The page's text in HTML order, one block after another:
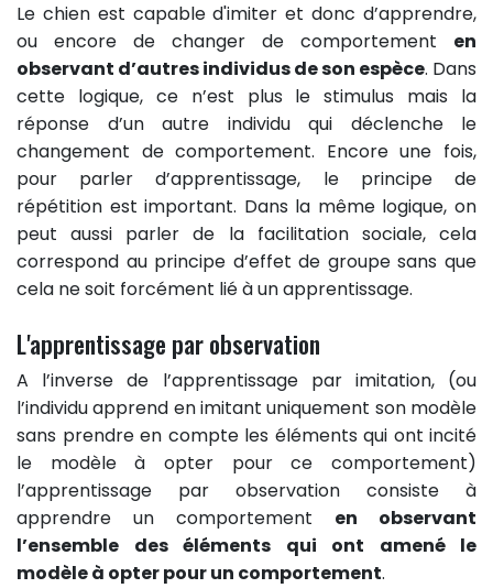
Le chien est capable d'imiter et donc d’apprendre,
ou encore de changer de comportement en
observant d’autres individus de son espèce. Dans
cette logique, ce n’est plus le stimulus mais la
réponse d’un autre individu qui déclenche le
changement de comportement. Encore une fois,
pour parler d’apprentissage, le principe de
répétition est important. Dans la même logique, on
peut aussi parler de la facilitation sociale, cela
correspond au principe d’effet de groupe sans que
cela ne soit forcément lié à un apprentissage.
L'apprentissage par observation
A l’inverse de l’apprentissage par imitation, (ou
l’individu apprend en imitant uniquement son modèle
sans prendre en compte les éléments qui ont incité
le modèle à opter pour ce comportement)
l’apprentissage par observation consiste à
apprendre un comportement en observant
l’ensemble des éléments qui ont amené le
modèle à opter pour un comportement.